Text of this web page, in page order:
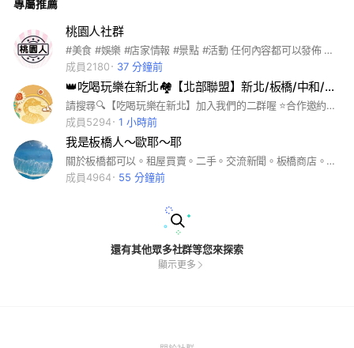
專屬推薦
桃園人社群
#美食 #娛樂 #店家情報 #景點 #活動 任何內容都可以發佈 歡迎大家加入聊天 #桃園區 #八德區 #大溪區 #龜山區 #蘆竹區 #大園區 #中壢區 #平鎮區 #龍潭區 #觀音區 #新屋區 #楊梅區 #復興區
成員2180
37 分鐘前
👑吃喝玩樂在新北🏘【北部聯盟】新北/板橋/中和/永和/新莊/三重/土城/大小事/俱樂部/資訊／夥伴
請搜尋🔍【吃喝玩樂在新北】加入我們的二群喔 ⭐合作邀約請加@541bojdh 北部/新北/板橋/中和/永和/土城/三峽/樹林/新莊/三重/蘆洲/林口/淡水/汐止/新店/好事多/建案/直播 /iphone/網飛/旅遊/美食/台北/大安/內湖/士林/文山/北投/中山/信義/松山/萬華/中正/大同/南港/耶誕城 /房市/costco/團購/親子/優惠/雙北/餐廳/抖音/美景/三星/蘋果/電影/合宜/育兒/景點 #興趣 #情報 #分享 #新手 #同好 #交流 #運動 #健身 #愛好 #自行車 #潛水 #NBA #中華職棒 #健身 #登山 #寵物 #橘貓 #貴賓 #柴犬 #毛孩 #貓咪 #兔子 #遊戲 #薑餅人王國 #動森 #傳說對決 #手遊 #遊戲討論 #coin master #流行 #美妝 #代購 #VIP #球鞋 #精品 #美甲 #服飾 #彩妝 #保養 #進擊的巨人 #排球少年 #海賊王 #鬼滅 #webtoon #公仔 #角色 #美食 #甜點 #銅板美食 #吃貨 #旅遊 #隱藏版 #民宿 #環島 #飯店 #露營 #娛樂 #韓劇 #netflix #追劇 #日劇 #美劇 #粉絲團 #小說 #泰劇 #學校 #校友 #家長 #功課 #校友 #社團 #筆記 #老師 #學生交流 #科技 #工程師 #前端 #手機 #家電 #電腦 #家庭 #親子 #新手媽咪 #童裝 #副食品 #親子 #育兒 #心情 #聊天 #心事 #負能量 #交心 #談心 #健康 #減肥 #按摩 #養生 #疫情 #學習 #研究所 #國考 #讀書會 #課業 #轉學考 #工作 #上班族 #外送 #職場 #面試 #求職 #金融 #商業 #股市 #房市 #理財 #信用卡 #存錢 #公司 #企業 #門市 #創業 #同業 #團體 #組織 #俱樂部 #夥伴 #大小事 #資訊 #疫情 #紓困 #動森 #疫苗 #預約 #確診 #足跡 #特惠卷 #最新 #快篩 #熱區 #市場 #168 #殘劑 #蔬果 #生鮮 #外送 #夜市 #直播 #電商 #微商 #奧運
成員5294
1 小時前
我是板橋人～歐耶～耶
關於板橋都可以。租屋買賣。二手。交流新聞。板橋商店。大事小事。都來入群聊#板橋#江子翠#
成員4964
55 分鐘前
還有其他眾多社群等您來探索
顯示更多